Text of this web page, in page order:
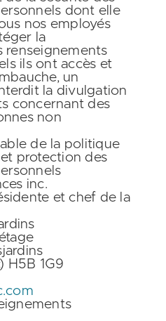
dont elle
nos employés
la
renseignements
ils ont accès et
un
la divulgation
concernant des
non
de la politique
protection des
inc.
et chef de la
H5B 1G9